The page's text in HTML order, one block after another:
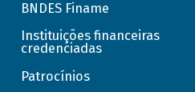
BNDES Finame
Instituições financeiras
credenciadas
Patrocínios